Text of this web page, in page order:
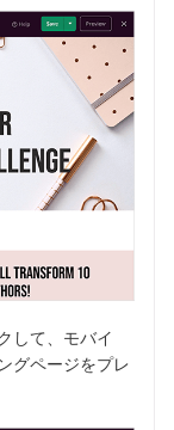
して、モバイ
グページをプレ